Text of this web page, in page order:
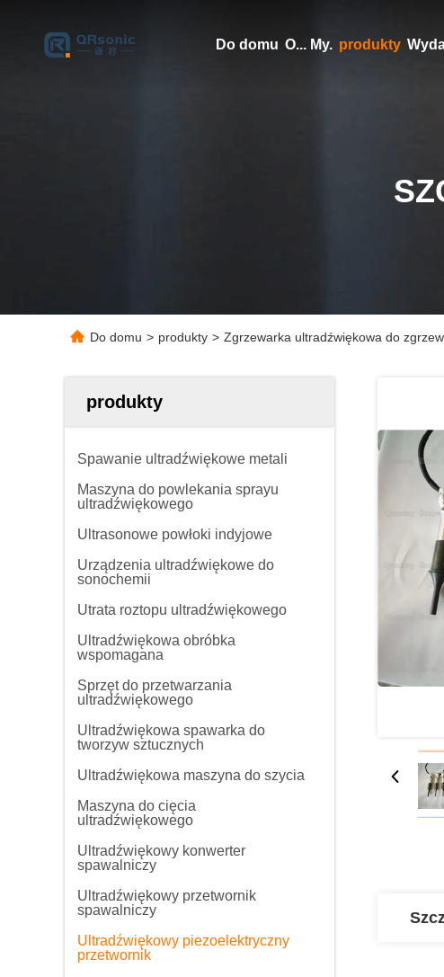
Do domu O... My. produkty
Do domu > produkty > Zgrzewarka ultradźwiękowa do
produkty
Spawanie ultradźwiękowe metali
Maszyna do powlekania sprayu
ultradźwiękowego
Ultrasonowe powłoki indyjowe
Urządzenia ultradźwiękowe do
sonochemii
Utrata roztopu ultradźwiękowego
Ultradźwiękowa obróbka
wspomagana
Sprzęt do przetwarzania
ultradźwiękowego
Ultradźwiękowa spawarka do
tworzyw sztucznych
Ultradźwiękowa maszyna do szycia
Maszyna do cięcia
ultradźwiękowego
Ultradźwiękowy konwerter
spawalniczy
Ultradźwiękowy przetwornik
spawalniczy
Ultradźwiękowy piezoelektryczny
przetwornik